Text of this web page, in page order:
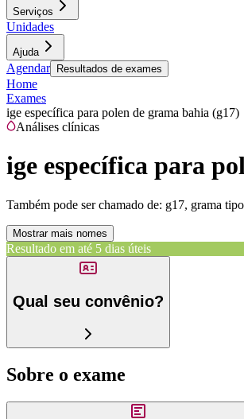
Serviços
Unidades
Ajuda
Agendar Resultados de exames
Home
Exames
ige específica para polen de grama bahia (g17)
Análises clínicas
ige específica para
Também pode ser chamado de: g17, grama
Mostrar mais nomes
Resultado em até 5 dias úteis
Qual seu convênio?
Sobre o exame